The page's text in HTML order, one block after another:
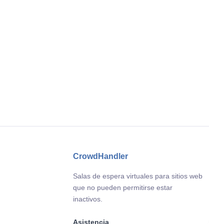
CrowdHandler
Salas de espera virtuales para sitios web
que no pueden permitirse estar
inactivos.
Asistencia